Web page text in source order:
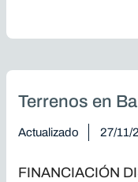
LEADS
Terrenos en
Actualizado 27/11/
FINANCIACIÓN